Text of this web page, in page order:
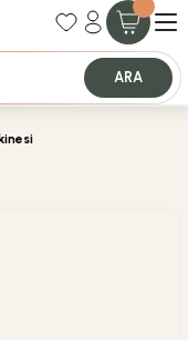
Teklif Alabilirsiniz.
ARA